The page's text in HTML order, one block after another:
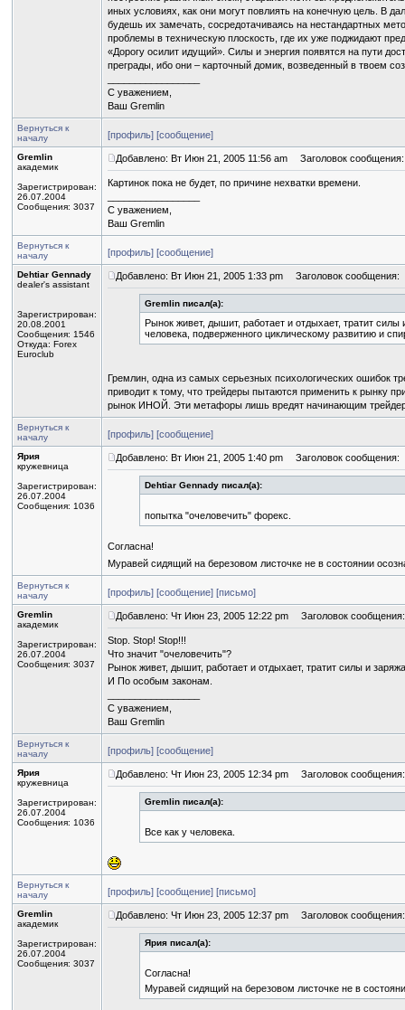
иных условиях, как они могут повлиять на конечную цель. В
будешь их замечать, сосредотачиваясь на нестандартных
проблемы в техническую плоскость, где их уже поджидают
«Дорогу осилит идущий». Силы и энергия появятся на пути
преграды, ибо они – карточный домик, возведенный в твоем
С уважением,
Ваш Gremlin
Вернуться к
началу
[профиль] [сообщение]
Gremlin
академик
Зарегистрирован:
26.07.2004
Сообщения: 3037
Добавлено: Вт Июн 21, 2005 11:56 am Заголовок сообщения:
Картинок пока не будет, по причине нехватки времени.
С уважением,
Ваш Gremlin
Вернуться к
началу
[профиль] [сообщение]
Dehtiar Gennady
dealer's assistant
Зарегистрирован:
20.08.2001
Сообщения: 1546
Откуда: Forex
Euroclub
Добавлено: Вт Июн 21, 2005 1:33 pm Заголовок сообщения:
Gremlin писал(а):
Рынок живет, дышит, работает и отдыхает, тратит
человека, подверженного циклическому развитию и
Гремлин, одна из самых серьезных психологических ошибок
приводит к тому, что трейдеры пытаются применить к рынку
рынок ИНОЙ. Эти метафоры лишь вредят начинающим
Вернуться к
началу
[профиль] [сообщение]
Ярия
кружевница
Зарегистрирован:
26.07.2004
Сообщения: 1036
Добавлено: Вт Июн 21, 2005 1:40 pm Заголовок сообщения:
Dehtiar Gennady писал(а):
попытка "очеловечить" форекс.
Согласна!
Муравей сидящий на березовом листочке не в состоянии
Вернуться к
началу
[профиль] [сообщение] [письмо]
Gremlin
академик
Зарегистрирован:
26.07.2004
Сообщения: 3037
Добавлено: Чт Июн 23, 2005 12:22 pm Заголовок сообщения:
Stop. Stop! Stop!!!
Что значит "очеловечить"?
Рынок живет, дышит, работает и отдыхает, тратит силы и
И По особым законам.
С уважением,
Ваш Gremlin
Вернуться к
началу
[профиль] [сообщение]
Ярия
кружевница
Зарегистрирован:
26.07.2004
Сообщения: 1036
Добавлено: Чт Июн 23, 2005 12:34 pm Заголовок сообщения:
Gremlin писал(а):
Все как у человека.
Вернуться к
началу
[профиль] [сообщение] [письмо]
Gremlin
академик
Зарегистрирован:
26.07.2004
Сообщения: 3037
Добавлено: Чт Июн 23, 2005 12:37 pm Заголовок сообщения:
Ярия писал(а):
Согласна!
Муравей сидящий на березовом листочке не в